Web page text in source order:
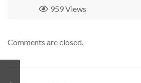
959 Views
Comments are closed.